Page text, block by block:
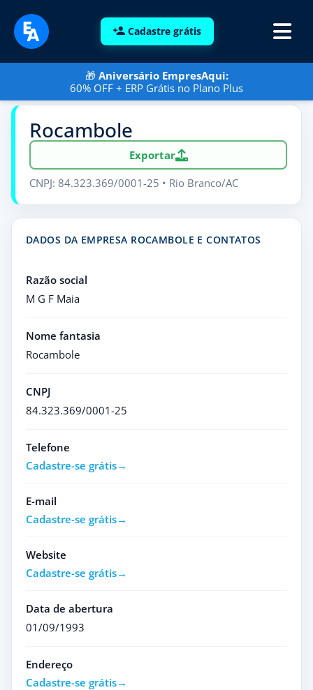
Cadastre grátis
🎁 Aniversário EmpresAqui:
60% OFF + ERP Grátis no Plano Plus
Rocambole
Exportar
CNPJ: 84.323.369/0001-25 • Rio Branco/AC
DADOS DA EMPRESA ROCAMBOLE E CONTATOS
Razão social
M G F Maia
Nome fantasia
Rocambole
CNPJ
84.323.369/0001-25
Telefone
Cadastre-se grátis
E-mail
Cadastre-se grátis
Website
Cadastre-se grátis
Data de abertura
01/09/1993
Endereço
Cadastre-se grátis